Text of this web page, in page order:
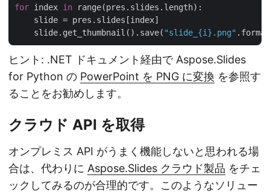
for index in range(pres.slides.length):
    slide = pres.slides[index]
    slide.get_thumbnail().save(
"slide_{i}.png"
ヒント: .NET ドキュメント経由で Aspose.Slides
for Python の PowerPoint を PNG に変換 を参照す
ることをお勧めします。
クラウド API を取得
オンプレミス API がうまく機能しないと思われる場
合は、代わりに Aspose.Slides クラウド製品 をチェ
ックしてみるのが合理的です。このようなソリュー